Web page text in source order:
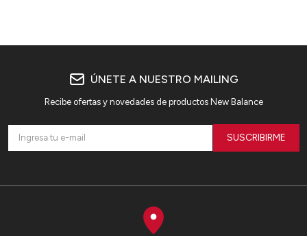
ÚNETE A NUESTRO MAILING
Recibe ofertas y novedades de productos New Balance
SUSCRIBIRME